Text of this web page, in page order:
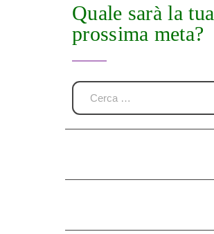
Quale sarà la tua
prossima meta?